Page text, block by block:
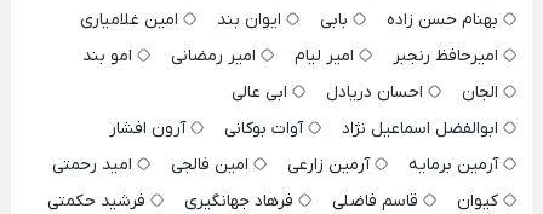
بهنام حسن زاده
بابی ایوان بند
امین غلامیاری
امیرحافظ رنجبر
امیر لیام امیر رمضانی
امو بند
الجان
احسان دریادل
ابی عالی
ابوالفضل اسماعیل نژاد
آوات بوکانی
آرون افشار
آرمین برمایه
آرمین زارعی امین فالجی
امید رحمتی
کیوان
قاسم فاضلی فرهاد جهانگیری
فرشید حکمتی